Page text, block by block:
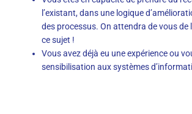
l’existant, dans une logique
des processus. On attendra de vous de
ce sujet !
Vous avez déjà eu une expérience ou
sensibilisation aux systèmes